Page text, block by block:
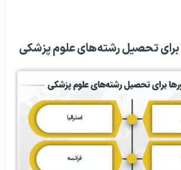
برای تحصیل رشته‌های علوم پزشکی